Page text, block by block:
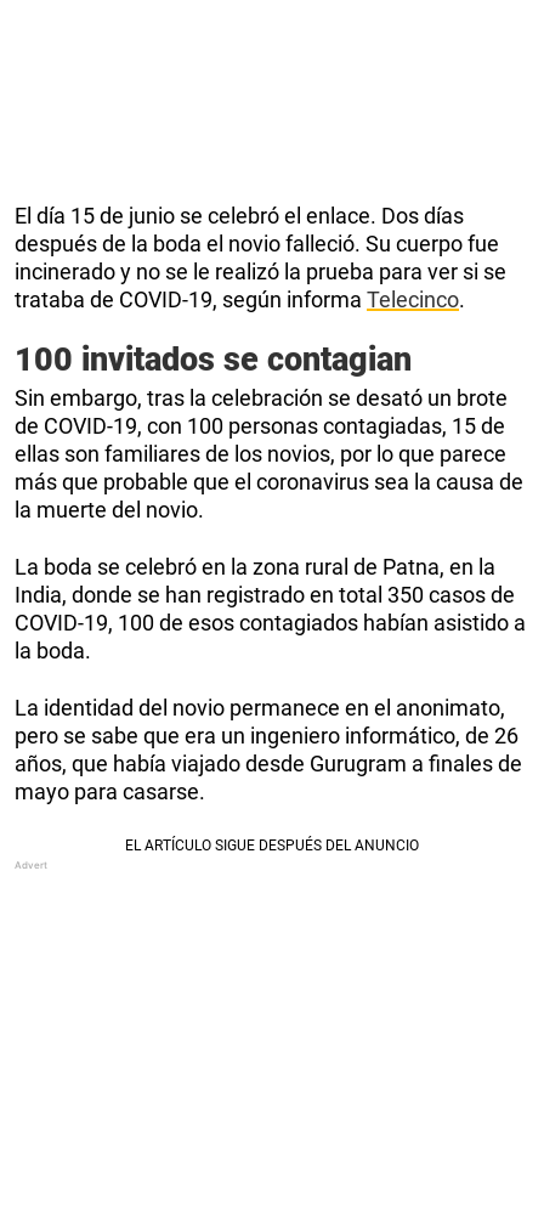
El día 15 de junio se celebró el enlace. Dos días
después de la boda el novio falleció. Su cuerpo fue
incinerado y no se le realizó la prueba para ver si se
trataba de COVID-19, según informa Telecinco.
100 invitados se contagian
Sin embargo, tras la celebración se desató un brote
de COVID-19, con 100 personas contagiadas, 15 de
ellas son familiares de los novios, por lo que parece
más que probable que el coronavirus sea la causa de
la muerte del novio.
La boda se celebró en la zona rural de Patna, en la
India, donde se han registrado en total 350 casos de
COVID-19, 100 de esos contagiados habían asistido a
la boda.
La identidad del novio permanece en el anonimato,
pero se sabe que era un ingeniero informático, de 26
años, que había viajado desde Gurugram a finales de
mayo para casarse.